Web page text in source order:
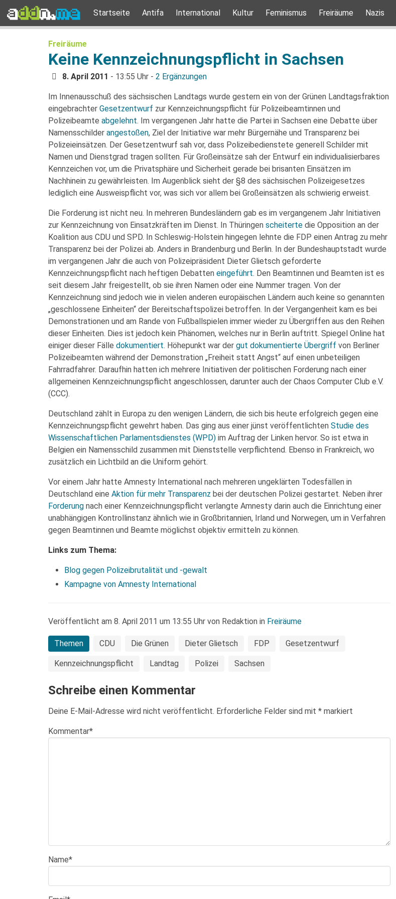
Startseite Antifa International Kultur Feminismus Freiräume Nazis
Freiräume
Keine Kennzeichnungspflicht in Sachsen
8. April 2011 - 13:55 Uhr - 2 Ergänzungen
Im Innenausschuß des sächsischen Landtags wurde gestern ein von der Grünen Landtagsfraktion
eingebrachter Gesetzentwurf zur Kennzeichnungspflicht für Polizeibeamtinnen und
Polizeibeamte abgelehnt. Im vergangenen Jahr hatte die Partei in Sachsen eine Debatte über
Namensschilder angestoßen, Ziel der Initiative war mehr Bürgernähe und Transparenz bei
Polizeieinsätzen. Der Gesetzentwurf sah vor, dass Polizeibedienstete generell Schilder mit
Namen und Dienstgrad tragen sollten. Für Großeinsätze sah der Entwurf ein individualisierbares
Kennzeichen vor, um die Privatsphäre und Sicherheit gerade bei brisanten Einsätzen im
Nachhinein zu gewährleisten. Im Augenblick sieht der §8 des sächsischen Polizeigesetzes
lediglich eine Ausweispflicht vor, was sich vor allem bei Großeinsätzen als schwierig erweist.
Die Forderung ist nicht neu. In mehreren Bundesländern gab es im vergangenem Jahr Initiativen
zur Kennzeichnung von Einsatzkräften im Dienst. In Thüringen scheiterte die Opposition an der
Koalition aus CDU und SPD. In Schleswig-Holstein hingegen lehnte die FDP einen Antrag zu mehr
Transparenz bei der Polizei ab. Anders in Brandenburg und Berlin. In der Bundeshauptstadt wurde
im vergangenen Jahr die auch von Polizeipräsident Dieter Glietsch geforderte
Kennzeichnungspflicht nach heftigen Debatten eingeführt. Den Beamtinnen und Beamten ist es
seit diesem Jahr freigestellt, ob sie ihren Namen oder eine Nummer tragen. Von der
Kennzeichnung sind jedoch wie in vielen anderen europäischen Ländern auch keine so genannten
„geschlossene Einheiten“ der Bereitschaftspolizei betroffen. In der Vergangenheit kam es bei
Demonstrationen und am Rande von Fußballspielen immer wieder zu Übergriffen aus den Reihen
dieser Einheiten. Dies ist jedoch kein Phänomen, welches nur in Berlin auftritt. Spiegel Online hat
einiger dieser Fälle dokumentiert. Höhepunkt war der gut dokumentierte Übergriff von Berliner
Polizeibeamten während der Demonstration „Freiheit statt Angst“ auf einen unbeteiligen
Fahrradfahrer. Daraufhin hatten ich mehrere Initiativen der politischen Forderung nach einer
allgemeinen Kennzeichnungspflicht angeschlossen, darunter auch der Chaos Computer Club e.V.
(CCC).
Deutschland zählt in Europa zu den wenigen Ländern, die sich bis heute erfolgreich gegen eine
Kennzeichnungspflicht gewehrt haben. Das ging aus einer jünst veröffentlichten Studie des
Wissenschaftlichen Parlamentsdienstes (WPD) im Auftrag der Linken hervor. So ist etwa in
Belgien ein Namensschild zusammen mit Dienststelle verpflichtend. Ebenso in Frankreich, wo
zusätzlich ein Lichtbild an die Uniform gehört.
Vor einem Jahr hatte Amnesty International nach mehreren ungeklärten Todesfällen in
Deutschland eine Aktion für mehr Transparenz bei der deutschen Polizei gestartet. Neben ihrer
Forderung nach einer Kennzeichnungspflicht verlangte Amnesty darin auch die Einrichtung einer
unabhängigen Kontrollinstanz ähnlich wie in Großbritannien, Irland und Norwegen, um in Verfahren
gegen Beamtinnen und Beamte möglichst objektiv ermitteln zu können.
Links zum Thema:
Blog gegen Polizeibrutalität und -gewalt
Kampagne von Amnesty International
Veröffentlicht am 8. April 2011 um 13:55 Uhr von Redaktion in Freiräume
Themen CDU Die Grünen Dieter Glietsch FDP Gesetzentwurf
Kennzeichnungspflicht Landtag Polizei Sachsen
Schreibe einen Kommentar
Deine E-Mail-Adresse wird nicht veröffentlicht. Erforderliche Felder sind mit * markiert
Kommentar*
Name*